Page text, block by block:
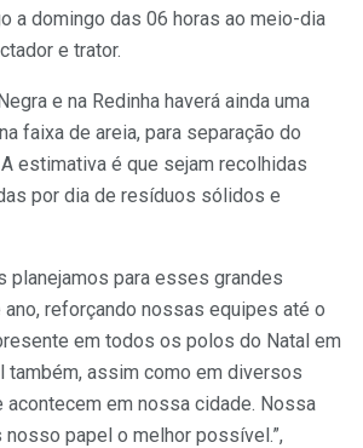
a domingo das 06 horas ao meio-dia
e trator.
e na Redinha haverá ainda uma
faixa de areia, para separação do
estimativa é que sejam recolhidas
por dia de resíduos sólidos e
planejamos para esses grandes
reforçando nossas equipes até o
em todos os polos do Natal em
também, assim como em diversos
em nossa cidade. Nossa
papel o melhor possível.”,